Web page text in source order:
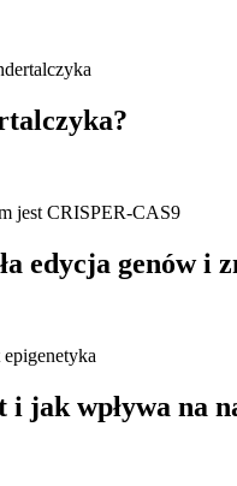
edycja genów i
jak wpływa na